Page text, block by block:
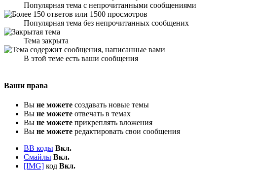
Популярная тема с непрочитанными сообщениями
Популярная тема без непрочитанных сообщених
Тема закрыта
В этой теме есть ваши сообщения
Ваши права
Вы не можете создавать новые темы
Вы не можете отвечать в темах
Вы не можете прикреплять вложения
Вы не можете редактировать свои сообщения
BB коды Вкл.
Смайлы Вкл.
[IMG] код Вкл.